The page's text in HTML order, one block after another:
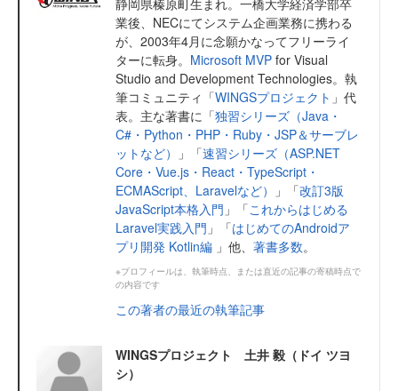
静岡県榛原町生まれ。一橋大学経済学部卒
業後、NECにてシステム企画業務に携わる
が、2003年4月に念願かなってフリーライ
ターに転身。 Microsoft MVP for Visual
Studio and Development Technologies。執
筆コミュニティ「WINGSプロジェクト 」代
表。主な著書に「独習シリーズ（Java・
C#・Python・PHP・Ruby・JSP＆サーブレ
ットなど）
」「速習シリーズ（ASP.NET
Core・Vue.js・React・TypeScript・
ECMAScript、Laravelなど）
」「改訂3版
JavaScript本格入門 」「これからはじめる
Laravel実践入門 」「はじめてのAndroidア
プリ開発 Kotlin編 」他、 著書多数。
※プロフィールは、執筆時点、または直近の記事の寄稿時点で
の内容です
この著者の最近の執筆記事
WINGSプロジェクト 土井 毅（ドイ ツヨ
シ）